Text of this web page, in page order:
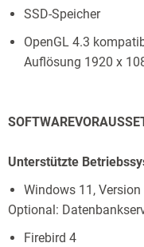
SSD-Speicher
OpenGL 4.3
Auflösung 1920 x
Unterstützte
Windows 11,
Optional:
Firebird 4